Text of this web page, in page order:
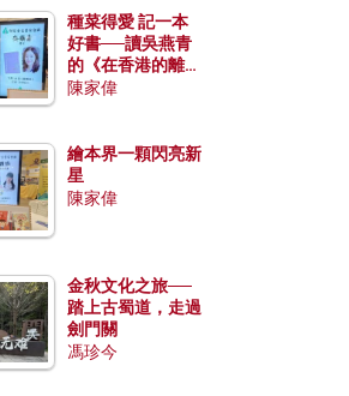
種菜得愛 記一本
好書──讀吳燕青
的《在香港的離島
種菜》
陳家偉
繪本界一顆閃亮新
星
陳家偉
金秋文化之旅──
踏上古蜀道，走過
劍門關
馮珍今